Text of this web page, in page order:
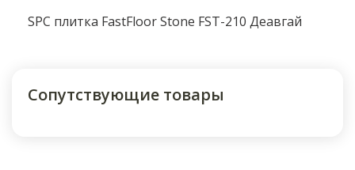
Коллекция
FastFloor Stone
Длина, мм
610
SPC плитка FastFloor Stone FST-210 Деавгай
Cопутствующие товары